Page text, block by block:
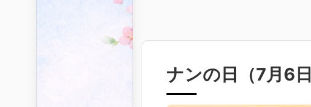
ナンの日（7月6日